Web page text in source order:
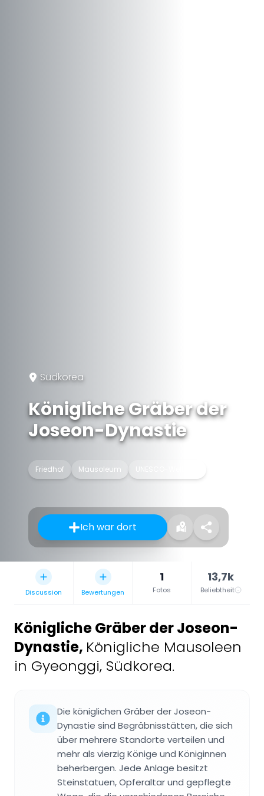
Südkorea
Königliche Gräber der
Joseon-Dynastie
Friedhof Mausoleum
Ich war dort
Discussion Bewertungen
1
Fotos
13,7k
Beliebtheit
Königliche Gräber der Joseon-
Dynastie, Königliche Mausoleen
in Gyeonggi, Südkorea.
Die königlichen Gräber der Joseon-
Dynastie sind Begräbnisstätten, die sich
über mehrere Standorte verteilen und
mehr als vierzig Könige und Königinnen
beherbergen. Jede Anlage besitzt
Steinstatuen, Opferaltar und gepflegte